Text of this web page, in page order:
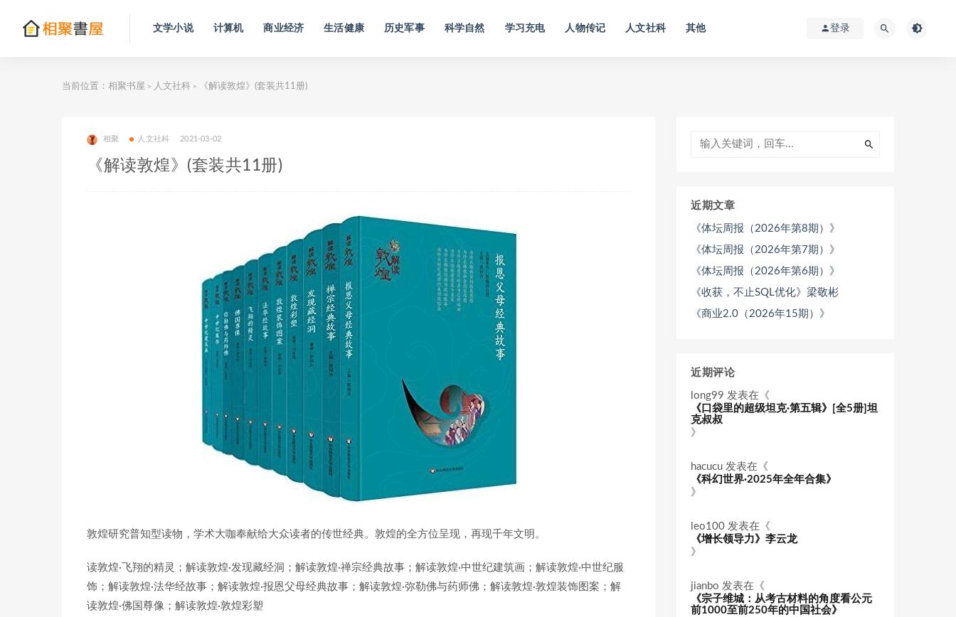
文学小说 计算机 商业经济 生活健康 历史军事 科学自然 学习充电 人物传记 人文社科 其他 登录
当前位置： 相聚书屋 > 人文社科 > 《解读敦煌》(套装共11册)
相聚 人文社科 2021-03-02
《解读敦煌》(套装共11册)
敦煌研究普知型读物，学术大咖奉献给大众读者的传世经典。敦煌的全方位呈现，再现千年文明。
读敦煌·飞翔的精灵；解读敦煌·发现藏经洞；解读敦煌·禅宗经典故事；解读敦煌·中世纪建筑画；解读敦煌·中世纪服
饰；解读敦煌·法华经故事；解读敦煌·报恩父母经典故事；解读敦煌·弥勒佛与药师佛；解读敦煌·敦煌装饰图案；解
读敦煌·佛国尊像；解读敦煌·敦煌彩塑
近期文章
《体坛周报（2026年第8期）》
《体坛周报（2026年第7期）》
《体坛周报（2026年第6期）》
《收获，不止SQL优化》梁敬彬
《商业2.0（2026年15期）》
近期评论
long99 发表在《
《口袋里的超级坦克·第五辑》[全5册]坦
克叔叔
》
hacucu 发表在《
《科幻世界·2025年全年合集》
》
leo100 发表在《
《增长领导力》李云龙
》
jianbo 发表在《
《宗子维城：从考古材料的角度看公元
前1000至前250年的中国社会》